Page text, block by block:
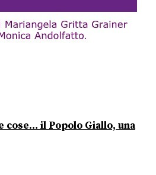
cose… il Popolo Giallo, una